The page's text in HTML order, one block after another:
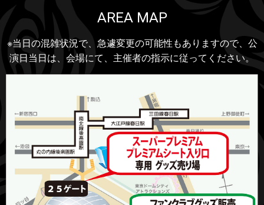
AREA MAP
※当日の混雑状況で、急遽変更の可能性もありますので、公
演日当日は、会場にて、主催者の指示に従ってください。